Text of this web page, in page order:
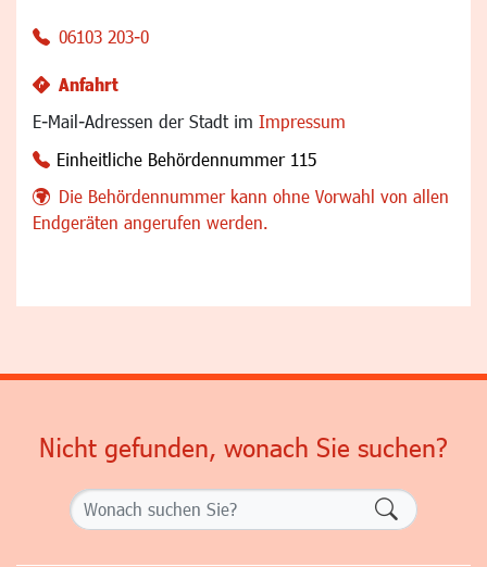
06103 203-0
Anfahrt
E-Mail-Adressen der Stadt im Impressum
Einheitliche Behördennummer 115
Die Behördennummer kann ohne Vorwahl von allen
Endgeräten angerufen werden.
Nicht gefunden, wonach Sie suchen?